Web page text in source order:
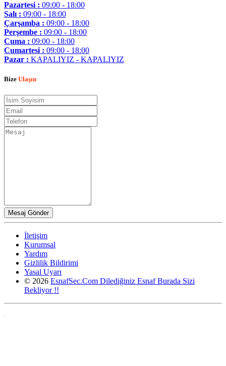
Pazartesi : 09:00 - 18:00
Salı : 09:00 - 18:00
Çarşamba : 09:00 - 18:00
Perşembe : 09:00 - 18:00
Cuma : 09:00 - 18:00
Cumartesi : 09:00 - 18:00
Pazar : KAPALIYIZ - KAPALIYIZ
Bize Ulaşın
İletişim
Kurumsal
Yardım
Gizlilik Bildirimi
Yasal Uyarı
© 2026 EsnafSec.Com Dilediğiniz Esnaf Burada Sizi
Bekliyor !!